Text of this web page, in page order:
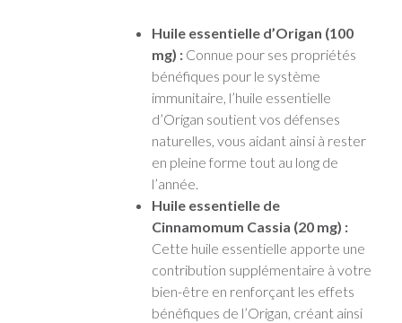
Huile essentielle d’Origan (100
mg) :Connue pour ses propriétés
bénéfiques pour le système
immunitaire, l’huile essentielle
d’Origan soutient vos défenses
naturelles, vous aidant ainsi à rester
en pleine forme tout au long de
l’année.
Huile essentielle de
Cinnamomum Cassia (20 mg) :
Cette huile essentielle apporte une
contribution supplémentaire à votre
bien-être en renforçant les effets
bénéfiques de l’Origan, créant ainsi